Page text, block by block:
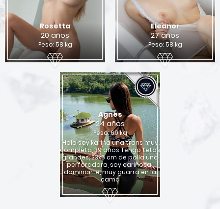
Rosetta
20 años
Peso: 58 kg
Eleanor
27 años
Peso: 58 kg
Agnes
24 años
Peso: 69 kg
Hola soy karina una trans muy
completa, 39 años Tengo tetas
grandes, 23x5 cm de polla una
perforadora, soy cariñosa ,
dominante, muy guarra en la
cama